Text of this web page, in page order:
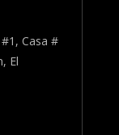
Casa #
El